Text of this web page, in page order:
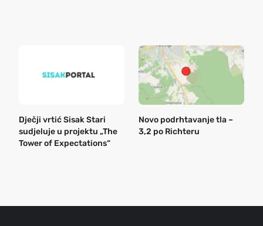
Dječji vrtić Sisak Stari
sudjeluje u projektu „The
Tower of Expectations“
Novo podrhtavanje tla –
3,2 po Richteru